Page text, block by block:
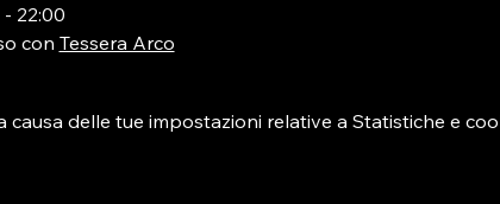
22:00
con Tessera Arco
delle tue impostazioni relative a Statistiche e